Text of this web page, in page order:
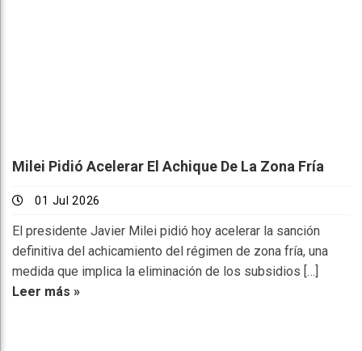
Milei Pidió Acelerar El Achique De La Zona Fría
01 Jul 2026
El presidente Javier Milei pidió hoy acelerar la sanción
definitiva del achicamiento del régimen de zona fría, una
medida que implica la eliminación de los subsidios […]
Leer más »